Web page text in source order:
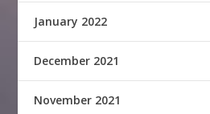
January 2022
December 2021
November 2021